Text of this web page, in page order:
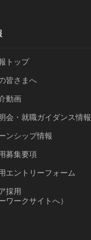
トップ
皆さまへ
動画
会・就職ガイダンス情報
ンシップ情報
募集要項
エントリーフォーム
採用
ワークサイトへ）